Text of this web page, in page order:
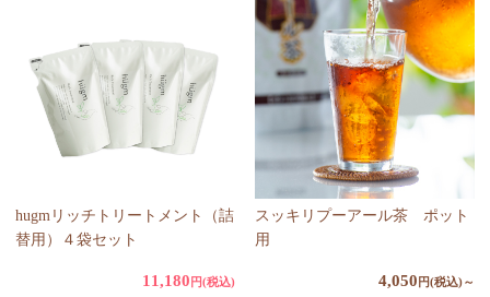
hugmリッチトリートメント（詰
替用）４袋セット
11,180 円(税込)
スッキリプーアール茶 ポット
用
4,050 円(税込)～